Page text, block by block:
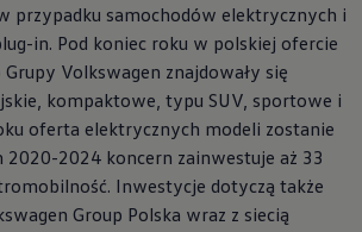
przypadku samochodów elektrycznych i
in. Pod koniec roku w polskiej ofercie
Grupy Volkswagen znajdowały się
kompaktowe, typu SUV, sportowe i
oferta elektrycznych modeli zostanie
2024 koncern zainwestuje aż 33
Inwestycje dotyczą także
Group Polska wraz z siecią